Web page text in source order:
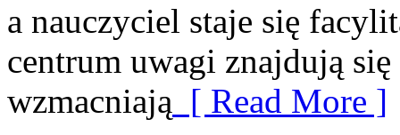
a nauczyciel staje się
centrum uwagi znajdują
wzmacniają [ Read More ]